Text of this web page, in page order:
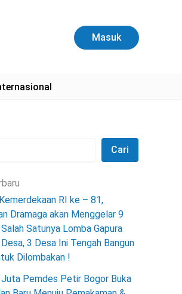
Masuk
Cari
RI ke – 81,
Dramaga akan Menggelar 9
Satunya Lomba Gapura
3 Desa Ini Tengah Bangun
Dilombakan !
Pemdes Petir Bogor Buka